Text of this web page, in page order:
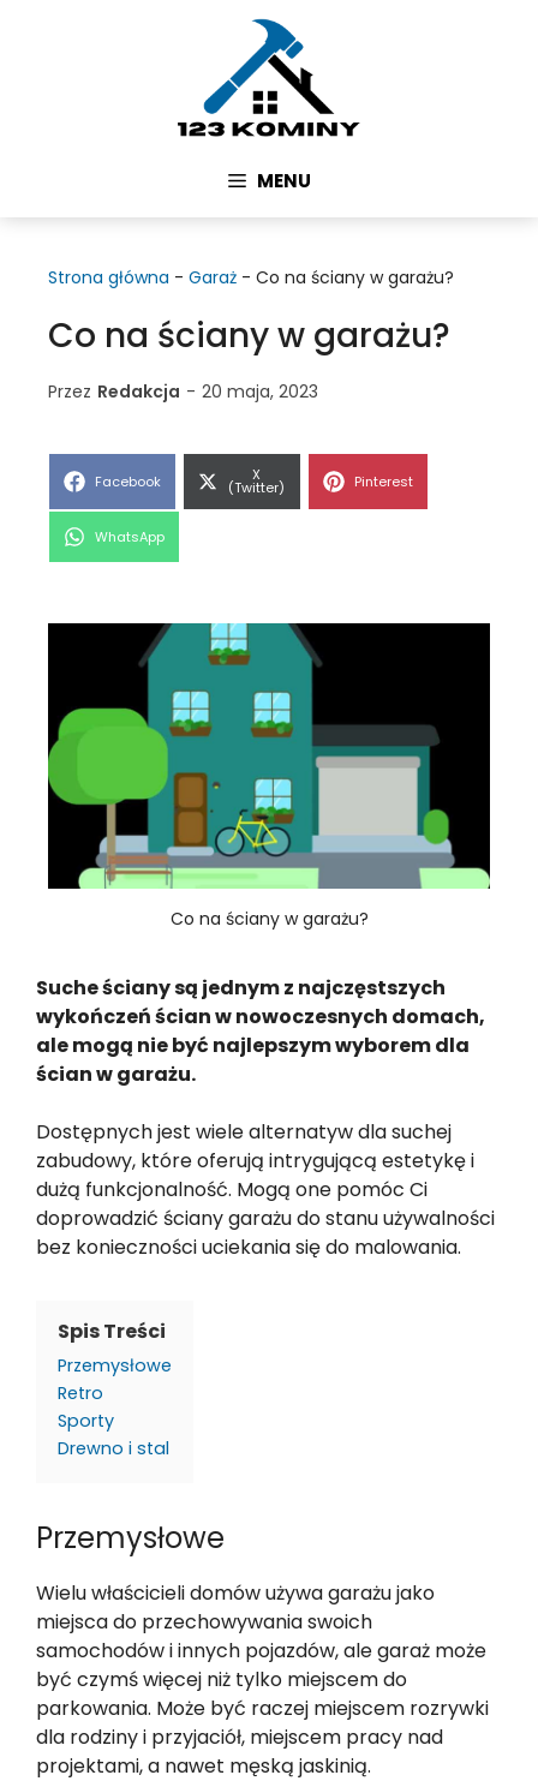
MENU
Strona główna - Garaż - Co na ściany w garażu?
Co na ściany w garażu?
Przez Redakcja - 20 maja, 2023
Share
Facebook Share
on
X
(Twitter) Share
Pinterest
Share
WhatsApp
Co na ściany w garażu?
Suche ściany są jednym z najczęstszych
wykończeń ścian w nowoczesnych domach,
ale mogą nie być najlepszym wyborem dla
ścian w garażu.
Dostępnych jest wiele alternatyw dla suchej
zabudowy, które oferują intrygującą estetykę i
dużą funkcjonalność. Mogą one pomóc Ci
doprowadzić ściany garażu do stanu używalności
bez konieczności uciekania się do malowania.
Spis Treści
Przemysłowe
Retro
Sporty
Drewno i stal
Przemysłowe
Wielu właścicieli domów używa garażu jako
miejsca do przechowywania swoich
samochodów i innych pojazdów, ale garaż może
być czymś więcej niż tylko miejscem do
parkowania. Może być raczej miejscem rozrywki
dla rodziny i przyjaciół, miejscem pracy nad
projektami, a nawet męską jaskinią.